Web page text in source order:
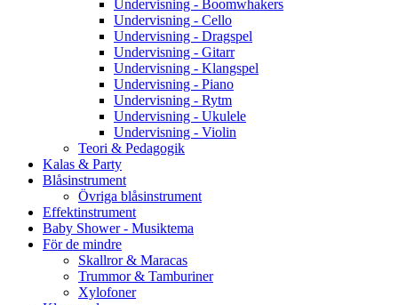
Undervisning - Boomwhakers
Undervisning - Cello
Undervisning - Dragspel
Undervisning - Gitarr
Undervisning - Klangspel
Undervisning - Piano
Undervisning - Rytm
Undervisning - Ukulele
Undervisning - Violin
Teori & Pedagogik
Kalas & Party
Blåsinstrument
Övriga blåsinstrument
Effektinstrument
Baby Shower - Musiktema
För de mindre
Skallror & Maracas
Trummor & Tamburiner
Xylofoner